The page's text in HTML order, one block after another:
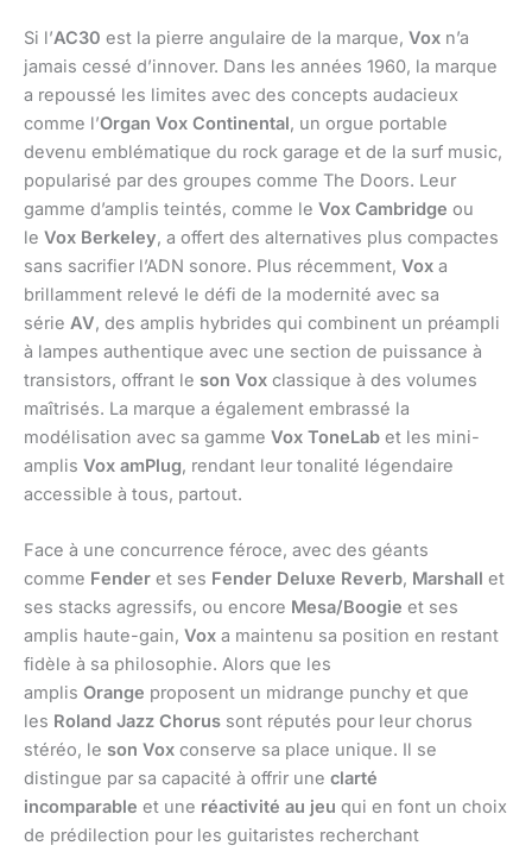
Si l’AC30 est la pierre angulaire de la marque, Vox n’a
jamais cessé d’innover. Dans les années 1960, la marque
a repoussé les limites avec des concepts audacieux
comme l’Organ Vox Continental, un orgue portable
devenu emblématique du rock garage et de la surf music,
popularisé par des groupes comme The Doors. Leur
gamme d’amplis teintés, comme le Vox Cambridge ou
le Vox Berkeley, a offert des alternatives plus compactes
sans sacrifier l’ADN sonore. Plus récemment, Vox a
brillamment relevé le défi de la modernité avec sa
série AV, des amplis hybrides qui combinent un préampli
à lampes authentique avec une section de puissance à
transistors, offrant le son Vox classique à des volumes
maîtrisés. La marque a également embrassé la
modélisation avec sa gamme Vox ToneLab et les mini-
amplis Vox amPlug, rendant leur tonalité légendaire
accessible à tous, partout.
Face à une concurrence féroce, avec des géants
comme Fender et ses Fender Deluxe Reverb, Marshall et
ses stacks agressifs, ou encore Mesa/Boogie et ses
amplis haute-gain, Vox a maintenu sa position en restant
fidèle à sa philosophie. Alors que les
amplis Orange proposent un midrange punchy et que
les Roland Jazz Chorus sont réputés pour leur chorus
stéréo, le son Vox conserve sa place unique. Il se
distingue par sa capacité à offrir une clarté
incomparable et une réactivité au jeu qui en font un choix
de prédilection pour les guitaristes recherchant